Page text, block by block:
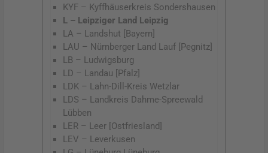
KYF – Kyffhäuserkreis Sondershausen
L – Leipziger Land Leipzig
LA – Landshut [Bayern]
LAU – Nürnberger Land Lauf [Pegnitz]
LB – Ludwigsburg
LD – Landau [Pfalz]
LDK – Lahn-Dill-Kreis Wetzlar
LDS – Landkreis Dahme-Spreewald
Lübben
LER – Leer [Ostfriesland]
LEV – Leverkusen